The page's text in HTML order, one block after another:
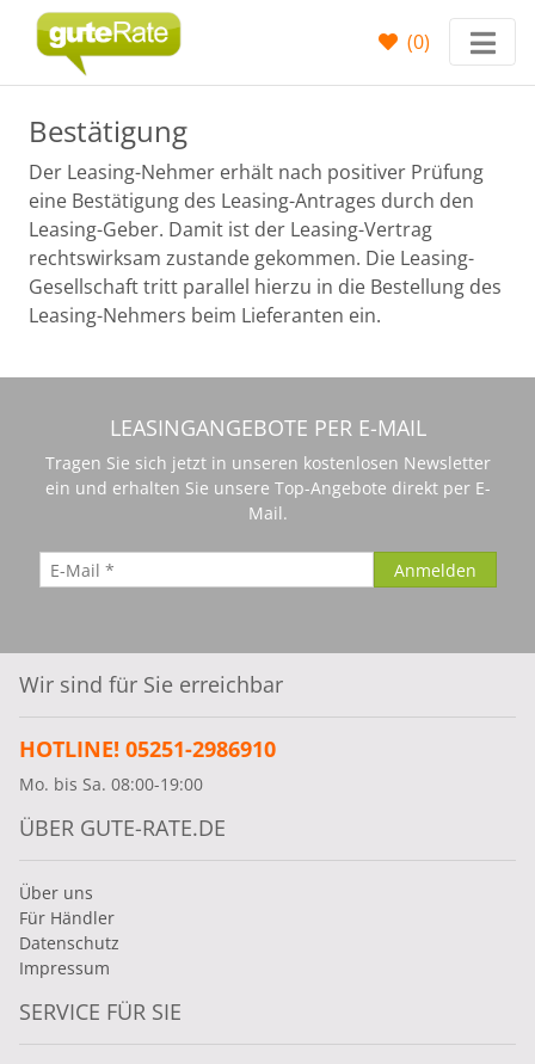
(0)
Bestätigung
Der Leasing-Nehmer erhält nach positiver Prüfung
eine Bestätigung des Leasing-Antrages durch den
Leasing-Geber. Damit ist der Leasing-Vertrag
rechtswirksam zustande gekommen. Die Leasing-
Gesellschaft tritt parallel hierzu in die Bestellung des
Leasing-Nehmers beim Lieferanten ein.
LEASINGANGEBOTE PER E-MAIL
Tragen Sie sich jetzt in unseren kostenlosen Newsletter
ein und erhalten Sie unsere Top-Angebote direkt per E-
Mail.
Wir sind für Sie erreichbar
HOTLINE! 05251-2986910
Mo. bis Sa. 08:00-19:00
ÜBER GUTE-RATE.DE
Über uns
Für Händler
Datenschutz
Impressum
SERVICE FÜR SIE